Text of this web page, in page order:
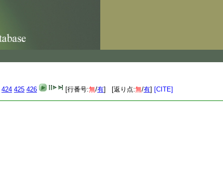
424 425 426 [行番号:無/有] [返り点:無/有] [CITE]